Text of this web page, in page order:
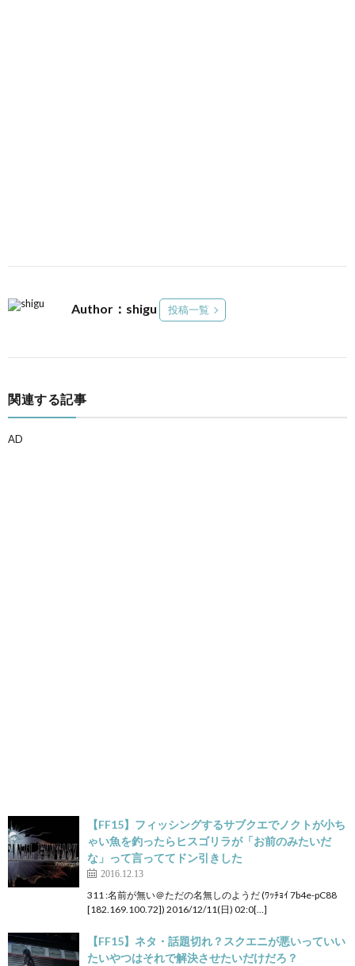
Author：shigu 投稿一覧
関連する記事
AD
【FF15】フィッシングするサブクエでノクトが小ち
ゃい魚を釣ったらヒスゴリラが「お前のみたいだ
な」って言っててドン引きした
2016.12.13
311 :名前が無い＠ただの名無しのようだ (ﾜｯﾁｮｲ 7b4e-pC88
[182.169.100.72]) 2016/12/11(日) 02:0[…]
【FF15】ネタ・話題切れ？スクエニが悪いっていい
たいやつはそれで解決させたいだけだろ？